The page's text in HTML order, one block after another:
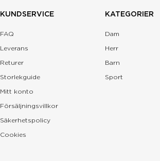
KUNDSERVICE
FAQ
Leverans
Returer
Storlekguide
Mitt konto
Försäljningsvillkor
Säkerhetspolicy
Cookies
KATEGORIER
Dam
Herr
Barn
Sport